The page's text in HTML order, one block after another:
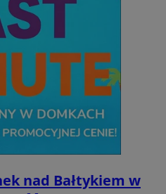
nad Bałtykiem w